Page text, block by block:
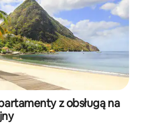
z obsługą na